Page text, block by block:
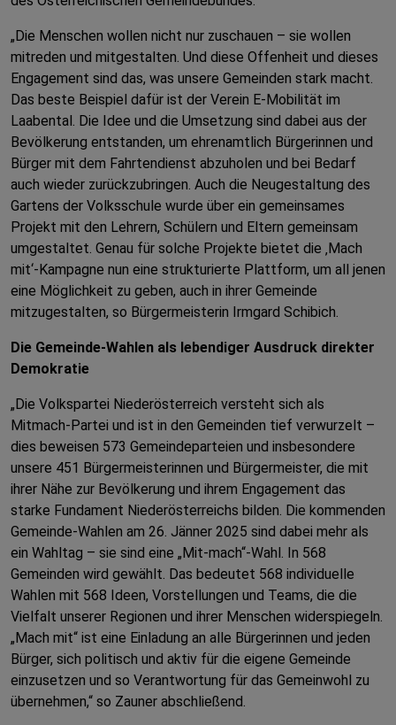
„Die Menschen wollen nicht nur zuschauen – sie wollen
mitreden und mitgestalten. Und diese Offenheit und dieses
Engagement sind das, was unsere Gemeinden stark macht.
Das beste Beispiel dafür ist der Verein E-Mobilität im
Laabental. Die Idee und die Umsetzung sind dabei aus der
Bevölkerung entstanden, um ehrenamtlich Bürgerinnen und
Bürger mit dem Fahrtendienst abzuholen und bei Bedarf
auch wieder zurückzubringen. Auch die Neugestaltung des
Gartens der Volksschule wurde über ein gemeinsames
Projekt mit den Lehrern, Schülern und Eltern gemeinsam
umgestaltet. Genau für solche Projekte bietet die ‚Mach
mit‘-Kampagne nun eine strukturierte Plattform, um all jenen
eine Möglichkeit zu geben, auch in ihrer Gemeinde
mitzugestalten, so Bürgermeisterin Irmgard Schibich.
Die Gemeinde-Wahlen als lebendiger Ausdruck direkter
Demokratie
„Die Volkspartei Niederösterreich versteht sich als
Mitmach-Partei und ist in den Gemeinden tief verwurzelt –
dies beweisen 573 Gemeindeparteien und insbesondere
unsere 451 Bürgermeisterinnen und Bürgermeister, die mit
ihrer Nähe zur Bevölkerung und ihrem Engagement das
starke Fundament Niederösterreichs bilden. Die kommenden
Gemeinde-Wahlen am 26. Jänner 2025 sind dabei mehr als
ein Wahltag – sie sind eine „Mit-mach“-Wahl. In 568
Gemeinden wird gewählt. Das bedeutet 568 individuelle
Wahlen mit 568 Ideen, Vorstellungen und Teams, die die
Vielfalt unserer Regionen und ihrer Menschen widerspiegeln.
„Mach mit“ ist eine Einladung an alle Bürgerinnen und jeden
Bürger, sich politisch und aktiv für die eigene Gemeinde
einzusetzen und so Verantwortung für das Gemeinwohl zu
übernehmen,“ so Zauner abschließend.